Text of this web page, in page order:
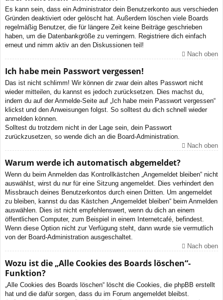
Es kann sein, dass ein Administrator dein Benutzerkonto aus verschieden
Gründen deaktiviert oder gelöscht hat. Außerdem löschen viele Boards
regelmäßig Benutzer, die für längere Zeit keine Beiträge geschrieben
haben, um die Datenbankgröße zu verringern. Registriere dich einfach
erneut und nimm aktiv an den Diskussionen teil!
Nach oben
Ich habe mein Passwort vergessen!
Das ist nicht schlimm! Wir können dir zwar dein altes Passwort nicht
wieder mitteilen, du kannst es jedoch zurücksetzen. Dies machst du,
indem du auf der Anmelde-Seite auf „Ich habe mein Passwort vergessen“
klickst und den Anweisungen folgst. So solltest du dich schnell wieder
anmelden können.
Solltest du trotzdem nicht in der Lage sein, dein Passwort
zurückzusetzen, so wende dich an die Board-Administration.
Nach oben
Warum werde ich automatisch abgemeldet?
Wenn du beim Anmelden das Kontrollkästchen „Angemeldet bleiben“ nicht
auswählst, wirst du nur für eine Sitzung angemeldet. Dies verhindert den
Missbrauch deines Benutzerkontos durch einen Dritten. Um angemeldet
zu bleiben, kannst du das Kästchen „Angemeldet bleiben“ beim Anmelden
auswählen. Dies ist nicht empfehlenswert, wenn du dich an einem
öffentlichen Computer, zum Beispiel in einem Internetcafé, befindest.
Wenn diese Option nicht zur Verfügung steht, dann wurde sie vermutlich
von der Board-Administration ausgeschaltet.
Nach oben
Wozu ist die „Alle Cookies des Boards löschen“-
Funktion?
„Alle Cookies des Boards löschen“ löscht die Cookies, die phpBB erstellt
hat und die dafür sorgen, dass du im Forum angemeldet bleibst.